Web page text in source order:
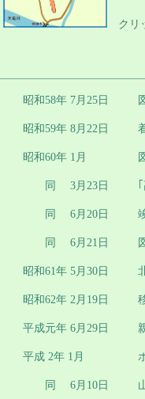
クリ
昭和58年 7月25日
昭和59年 8月22日
昭和60年 1月
同 3月23日
同 6月20日
同 6月21日
昭和61年 5月30日
昭和62年 2月19日
平成元年 6月29日
平成 2年 1月
同 6月10日